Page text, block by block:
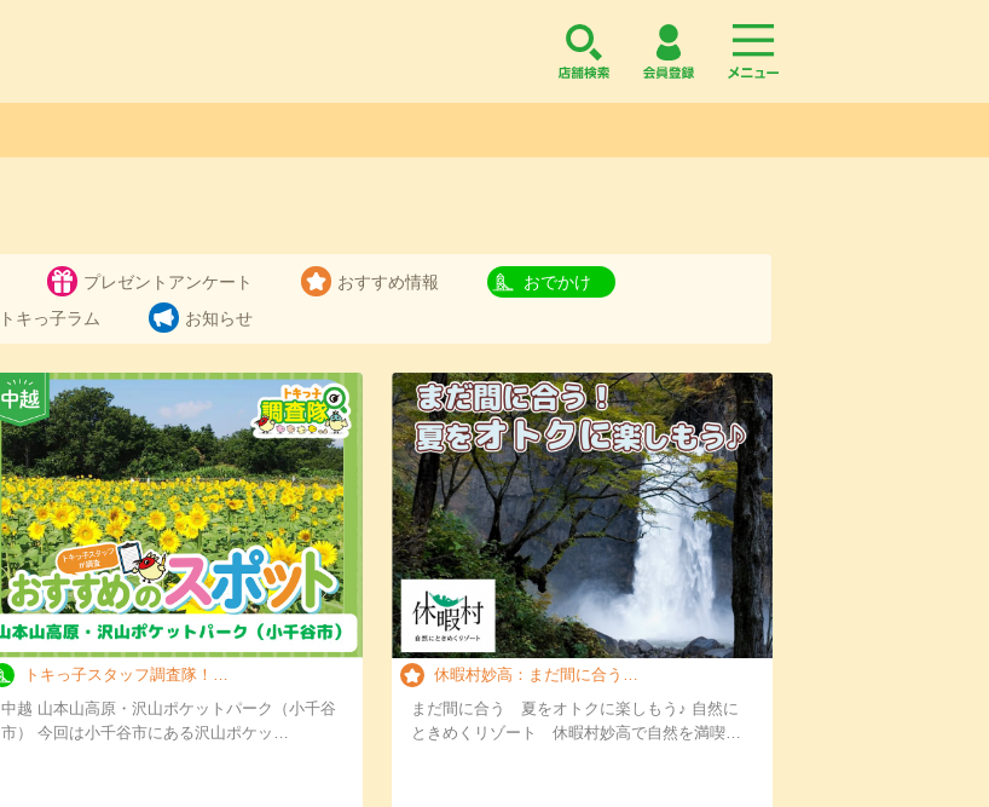
プレゼントアンケート おすすめ情報
おでかけ
トキっ子ラム お知らせ
トキっ子スタッフ調査隊！山本山高原・沢山ポケ…
中越 山本山高原・沢山ポケットパーク（小千谷
市） 今回は小千谷市にある沢山ポケッ…
休暇村妙高：まだ間に合う 夏をオトクに楽しも…
まだ間に合う 夏をオトクに楽しもう♪ 自然に
ときめくリゾート 休暇村妙高で自然を満喫…